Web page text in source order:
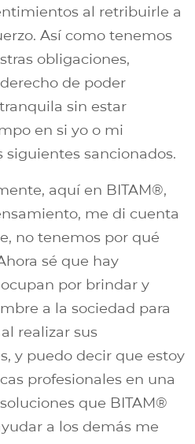
al retribuirle a
Así como tenemos
obligaciones,
de poder
sin estar
en si yo o mi
siguientes sancionados.
aquí en BITAM®,
me di cuenta
no tenemos por qué
sé que hay
por brindar y
a la sociedad para
realizar sus
y puedo decir que estoy
profesionales en una
que BITAM®
a los demás me